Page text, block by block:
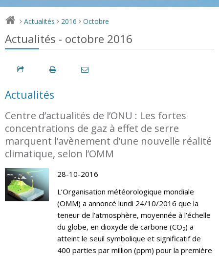
> Actualités > 2016 > Octobre
Actualités - octobre 2016
Actualités
Centre d’actualités de l’ONU : Les fortes
concentrations de gaz à effet de serre
marquent l’avènement d’une nouvelle réalité
climatique, selon l’OMM
28-10-2016
L’Organisation météorologique mondiale
(OMM) a annoncé lundi 24/10/2016 que la
teneur de l’atmosphère, moyennée à l’échelle
du globe, en dioxyde de carbone (CO2) a
atteint le seuil symbolique et significatif de
400 parties par million (ppm) pour la première